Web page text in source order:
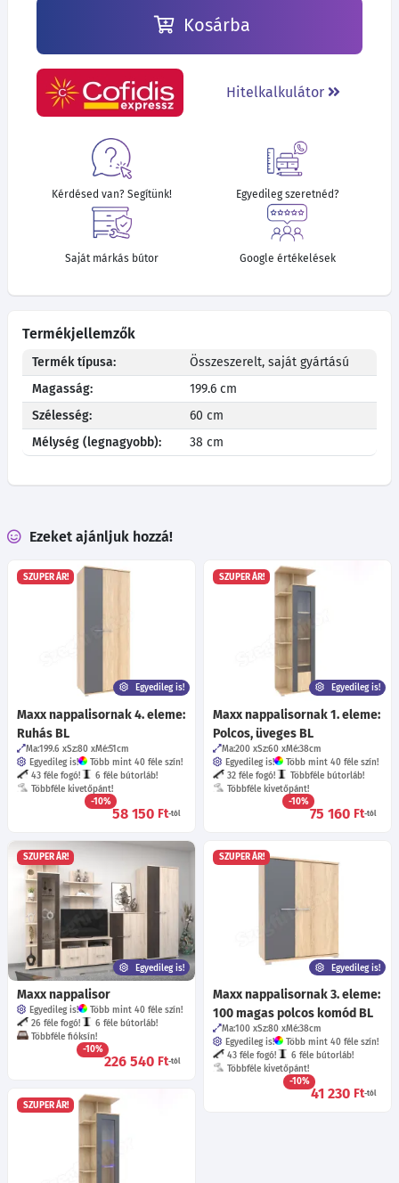
Kosárba
Hitelkalkulátor
Kérdésed van? Segítünk! Egyedileg szeretnéd?
Saját márkás bútor Google értékelések
Termékjellemzők
Termék típusa:
Összeszerelt, saját gyártású
Magasság:
199.6 cm
Szélesség:
60 cm
Mélység (legnagyobb):
38 cm
Ezeket ajánljuk hozzá!
SZUPER ÁR!
Egyedileg is!
Maxx nappalisornak 4. eleme:
Ruhás BL
Ma:199.6 Sz:80 Mé:51cm
Egyedileg is!
Több mint 40 féle szín!
43 féle fogó!
6 féle bútorláb!
Többféle kivetőpánt!
-10%
58 150 Ft-tól
SZUPER ÁR!
Egyedileg is!
Maxx nappalisornak 1. eleme:
Polcos, üveges BL
Ma:200 Sz:60 Mé:38cm
Egyedileg is!
Több mint 40 féle szín!
32 féle fogó!
Többféle bútorláb!
Többféle kivetőpánt!
-10%
75 160 Ft-tól
SZUPER ÁR!
Egyedileg is!
Maxx nappalisor
Egyedileg is!
Több mint 40 féle szín!
26 féle fogó!
6 féle bútorláb!
Többféle fióksín!
-10%
226 540 Ft-tól
SZUPER ÁR!
Egyedileg is!
Maxx nappalisornak 3. eleme:
100 magas polcos komód BL
Ma:100 Sz:80 Mé:38cm
Egyedileg is!
Több mint 40 féle szín!
43 féle fogó!
6 féle bútorláb!
Többféle kivetőpánt!
-10%
41 230 Ft-tól
SZUPER ÁR!